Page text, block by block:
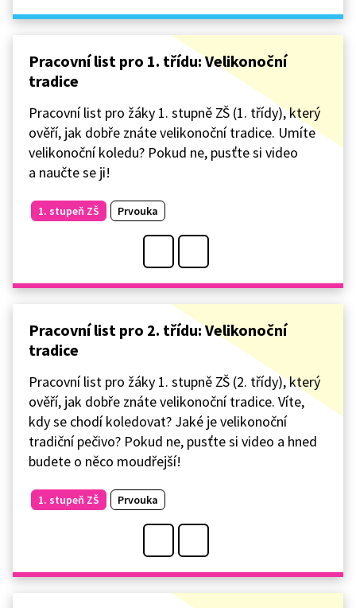
Pracovní list pro 1. třídu: Velikonoční
tradice
Pracovní list pro žáky 1. stupně ZŠ (1. třídy), který
ověří, jak dobře znáte velikonoční tradice. Umíte
velikonoční koledu? Pokud ne, pusťte si video
a naučte se ji!
1. stupeň ZŠ Prvouka
Pracovní list pro 2. třídu: Velikonoční
tradice
Pracovní list pro žáky 1. stupně ZŠ (2. třídy), který
ověří, jak dobře znáte velikonoční tradice. Víte,
kdy se chodí koledovat? Jaké je velikonoční
tradiční pečivo? Pokud ne, pusťte si video a hned
budete o něco moudřejší!
1. stupeň ZŠ Prvouka